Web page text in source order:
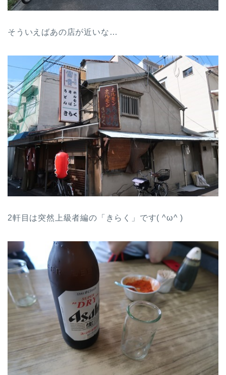
そういえばあの店が近いな…
2軒目は突然上級者編の「きらく」です( ^ω^ )